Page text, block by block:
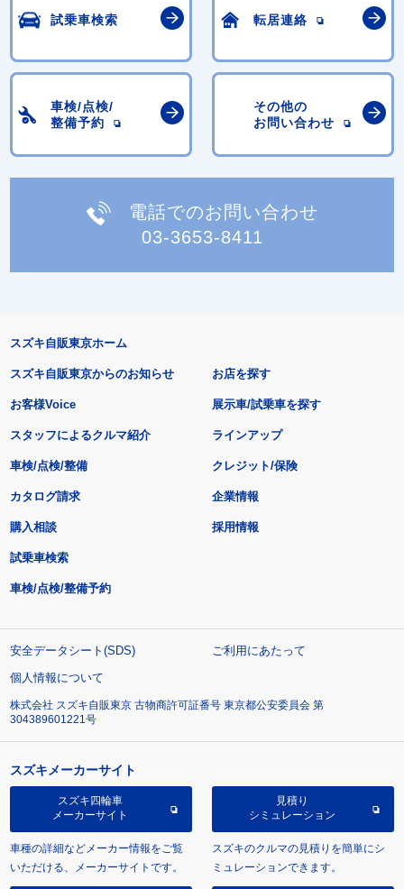
試乗車検索 転居連絡
車検/点検/
整備予約
その他の
お問い合わせ
電話でのお問い合わせ
03-3653-8411
スズキ自販東京ホーム
スズキ自販東京からのお知らせ
お客様Voice
スタッフによるクルマ紹介
お店を探す
展示車/試乗車を探す
ラインアップ
車検/点検/整備 クレジット/保険
カタログ請求
購入相談
試乗車検索
車検/点検/整備予約
企業情報
採用情報
安全データシート(SDS)
ご利用にあたって
個人情報について
株式会社 スズキ自販東京 古物商許可証番号 東京都公安委員会 第
304389601221号
スズキメーカーサイト
スズキ四輪車
メーカーサイト
車種の詳細などメーカー情報をご覧
いただける、メーカーサイトです。
見積り
シミュレーション
スズキのクルマの見積りを簡単にシ
ミュレーションできます。